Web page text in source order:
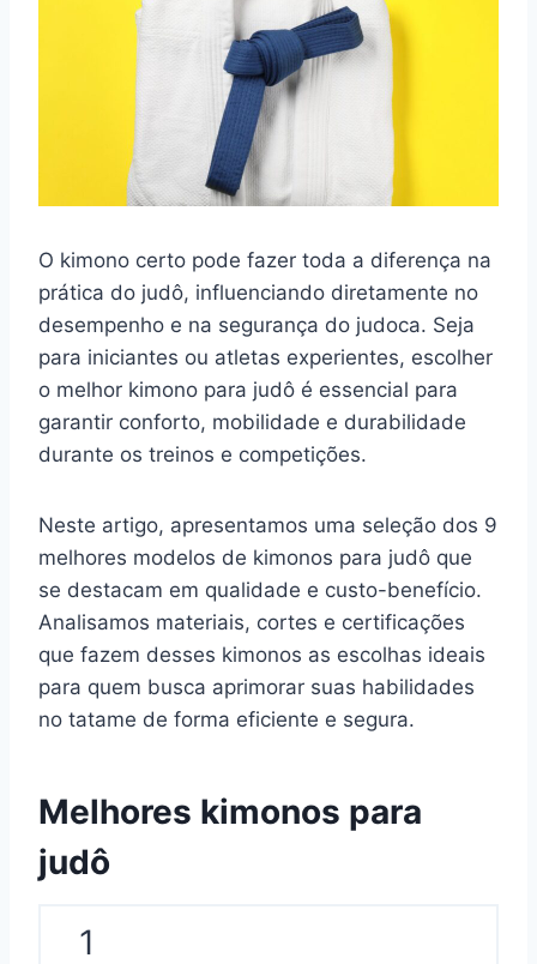
O kimono certo pode fazer toda a diferença na
prática do judô, influenciando diretamente no
desempenho e na segurança do judoca. Seja
para iniciantes ou atletas experientes, escolher
o melhor kimono para judô é essencial para
garantir conforto, mobilidade e durabilidade
durante os treinos e competições.
Neste artigo, apresentamos uma seleção dos 9
melhores modelos de kimonos para judô que
se destacam em qualidade e custo-benefício.
Analisamos materiais, cortes e certificações
que fazem desses kimonos as escolhas ideais
para quem busca aprimorar suas habilidades
no tatame de forma eficiente e segura.
Melhores kimonos para
judô​
1